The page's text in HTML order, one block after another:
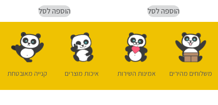
הוספה לסל הוספה לסל
משלוחים מהירים אמינות השירות איכות מוצרים קנייה מאובטחת